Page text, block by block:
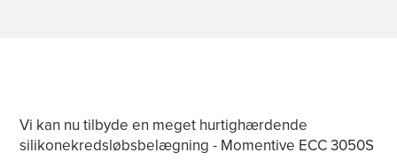
Vi kan nu tilbyde en meget hurtighærdende
silikonekredsløbsbelægning - Momentive ECC 3050S